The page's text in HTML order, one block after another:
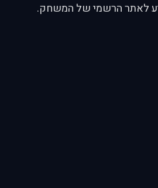
לאתר הרשמי של המשחק.